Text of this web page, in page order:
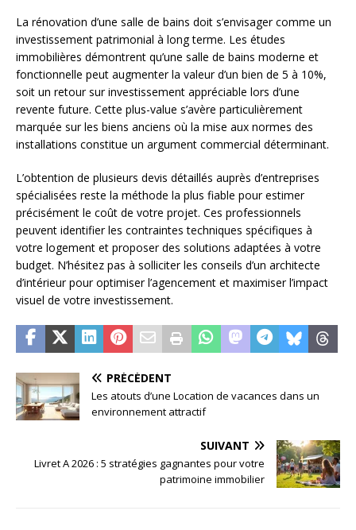
La rénovation d’une salle de bains doit s’envisager comme un
investissement patrimonial à long terme. Les études
immobilières démontrent qu’une salle de bains moderne et
fonctionnelle peut augmenter la valeur d’un bien de 5 à 10%,
soit un retour sur investissement appréciable lors d’une
revente future. Cette plus-value s’avère particulièrement
marquée sur les biens anciens où la mise aux normes des
installations constitue un argument commercial déterminant.
L’obtention de plusieurs devis détaillés auprès d’entreprises
spécialisées reste la méthode la plus fiable pour estimer
précisément le coût de votre projet. Ces professionnels
peuvent identifier les contraintes techniques spécifiques à
votre logement et proposer des solutions adaptées à votre
budget. N’hésitez pas à solliciter les conseils d’un architecte
d’intérieur pour optimiser l’agencement et maximiser l’impact
visuel de votre investissement.
PRÉCÉDENT
Les atouts d’une Location de vacances dans un
environnement attractif
SUIVANT
Livret A 2026 : 5 stratégies gagnantes pour votre
patrimoine immobilier